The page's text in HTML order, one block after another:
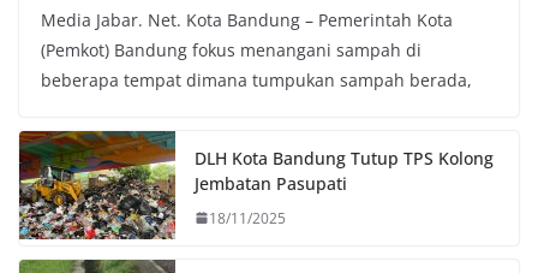
c
e
b
o
k
i
t
t
r
a
t
s
p
p
p
y
L
n
k
Media Jabar. Net. Kota Bandung – Pemerintah Kota
(Pemkot) Bandung fokus menangani sampah di
beberapa tempat dimana tumpukan sampah berada,
DLH Kota Bandung Tutup TPS Kolong
Jembatan Pasupati
18/11/2025